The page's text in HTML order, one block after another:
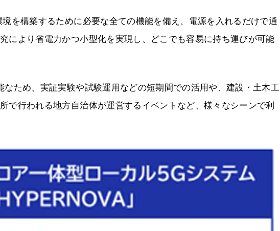
を構築するために必要な全ての機能を備え、電源を入れるだけで通
により省電力かつ小型化を実現し、どこでも容易に持ち運びが可能
なため、実証実験や試験運用などの短期間での活用や、建設・土木工
で行われる地方自治体が運営するイベントなど、様々なシーンで利